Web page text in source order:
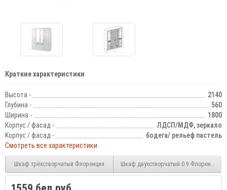
Краткие характеристики
Высота -
2140
Глубина -
560
Ширина -
1800
Корпус / фасад -
ЛДСП/МДФ, зеркало
Корпус / фасад -
бодега/ рельеф пастель
Смотреть все характеристики
Шкаф трёхстворчатый Флоренция Шкаф двухстворчатый 0.9 Флоренция